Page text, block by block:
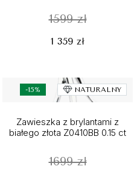
1599 zł
1 359 zł
-15% NATURALNY
Zawieszka z brylantami z
białego złota Z0410BB 0.15 ct
1699 zł